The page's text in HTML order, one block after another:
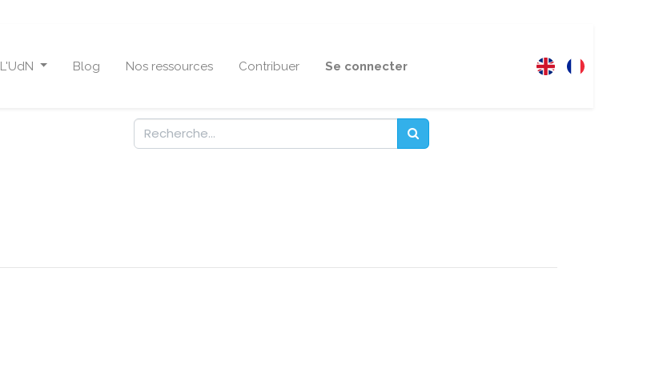
L'UdN Blog Nos ressources Contribuer Se connecter